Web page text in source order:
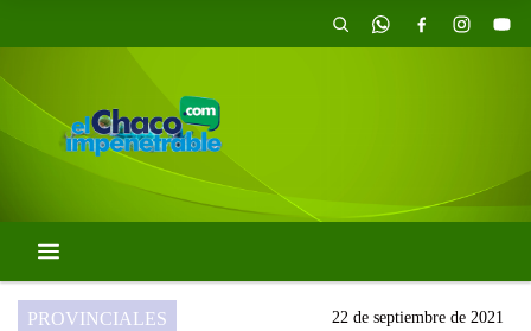
PROVINCIALES 22 de septiembre de 2021